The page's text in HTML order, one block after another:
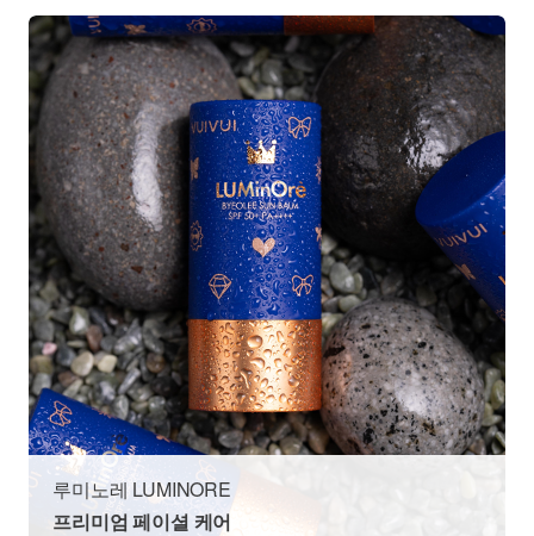
루미노레 LUMINORE
프리미엄 페이셜 케어